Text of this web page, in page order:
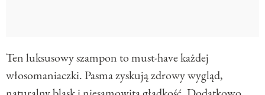
Ten luksusowy szampon to must-have każdej
włosomaniaczki. Pasma zyskują zdrowy wygląd,